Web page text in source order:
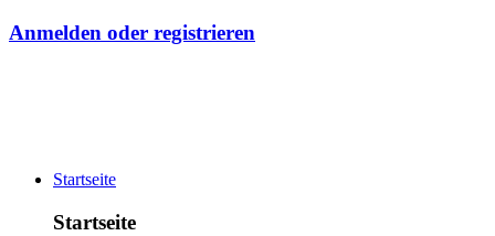
Anmelden oder registrieren
Startseite
Startseite